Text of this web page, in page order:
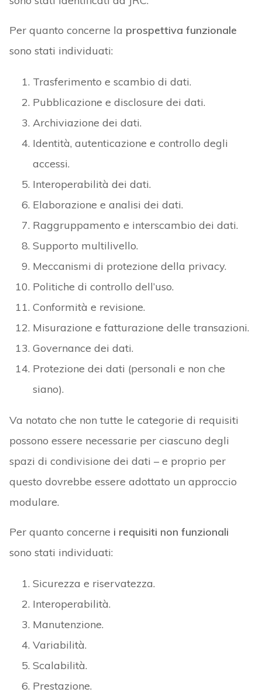
Per quanto concerne la prospettiva funzionale
sono stati individuati:
Trasferimento e scambio di dati.
Pubblicazione e disclosure dei dati.
Archiviazione dei dati.
Identità, autenticazione e controllo degli
accessi.
Interoperabilità dei dati.
Elaborazione e analisi dei dati.
Raggruppamento e interscambio dei dati.
Supporto multilivello.
Meccanismi di protezione della privacy.
Politiche di controllo dell’uso.
Conformità e revisione.
Misurazione e fatturazione delle transazioni.
Governance dei dati.
Protezione dei dati (personali e non che
siano).
Va notato che non tutte le categorie di requisiti
possono essere necessarie per ciascuno degli
spazi di condivisione dei dati – e proprio per
questo dovrebbe essere adottato un approccio
modulare.
Per quanto concerne i requisiti non funzionali
sono stati individuati:
Sicurezza e riservatezza.
Interoperabilità.
Manutenzione.
Variabilità.
Scalabilità.
Prestazione.